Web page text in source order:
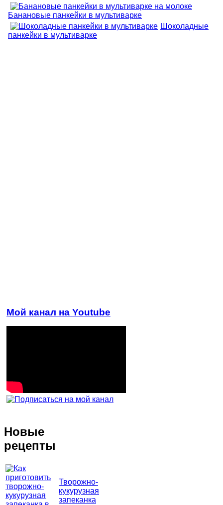
Банановые панкейки в мультиварке
Шоколадные
панкейки в мультиварке
Мой канал на Youtube
Новые
рецепты
Творожно-
кукурузная
запеканка